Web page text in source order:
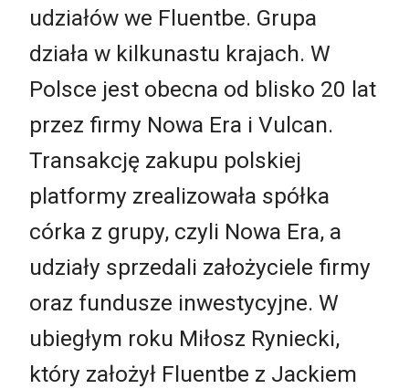
udziałów we Fluentbe. Grupa
działa w kilkunastu krajach. W
Polsce jest obecna od blisko 20 lat
przez firmy Nowa Era i Vulcan.
Transakcję zakupu polskiej
platformy zrealizowała spółka
córka z grupy, czyli Nowa Era, a
udziały sprzedali założyciele firmy
oraz fundusze inwestycyjne. W
ubiegłym roku Miłosz Ryniecki,
który założył Fluentbe z Jackiem